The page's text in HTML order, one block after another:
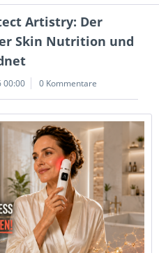
Artistry: Der
Skin Nutrition und
00:00 0 Kommentare